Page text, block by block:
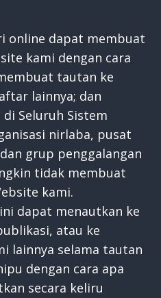
online dapat membuat
kami dengan cara
tautan ke
lainnya; dan
Seluruh Sistem
nirlaba, pusat
grup penggalangan
tidak membuat
kami.
dapat menautkan ke
atau ke
lainnya selama tautan
dengan cara apa
secara keliru